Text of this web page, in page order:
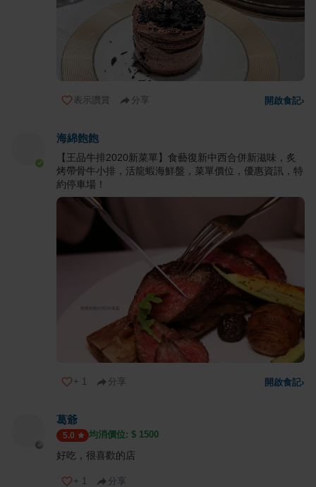
表示讚賞 分享 開啟食記›
海綿飽飽
【王品牛排2020新菜單】食藝復新中西合併新滋味，炙
烤帶骨牛小排，活龍蝦海鮮盤，菜單價位，優惠資訊，特
約停車場！
+ 1 分享 開啟食記›
葛爺
5.0 均消價位: $ 1500
好吃，很喜歡的店
+ 1 分享